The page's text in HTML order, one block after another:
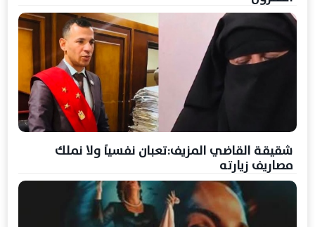
شقيقة القاضي المزيف:تعبان نفسياً ولا نملك
مصاريف زيارته